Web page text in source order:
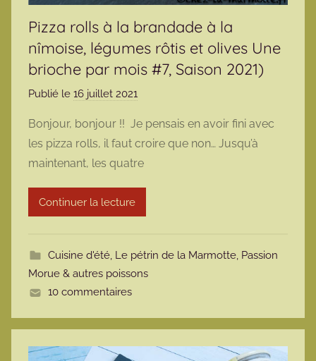
Pizza rolls à la brandade à la
nîmoise, légumes rôtis et olives Une
brioche par mois #7, Saison 2021)
Publié le 16 juillet 2021
r
m
a
r
t
e
Bonjour, bonjour !! Je pensais en avoir fini avec
les pizza rolls, il faut croire que non… Jusqu’à
maintenant, les quatre
Continuer la lecture
Cuisine d'été, Le pétrin de la Marmotte, Passion
Morue & autres poissons
10 commentaires